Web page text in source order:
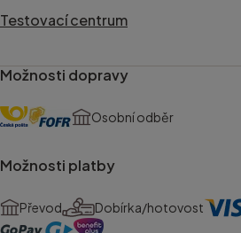
Testovací centrum
Možnosti dopravy
Osobní odběr
Možnosti platby
Převod Dobírka/hotovost